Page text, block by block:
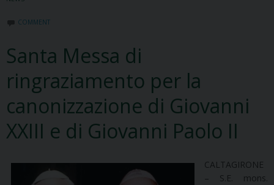
COMMENT
Santa Messa di
ringraziamento per la
canonizzazione di Giovanni
XXIII e di Giovanni Paolo II
CALTAGIRONE
– S.E. mons.